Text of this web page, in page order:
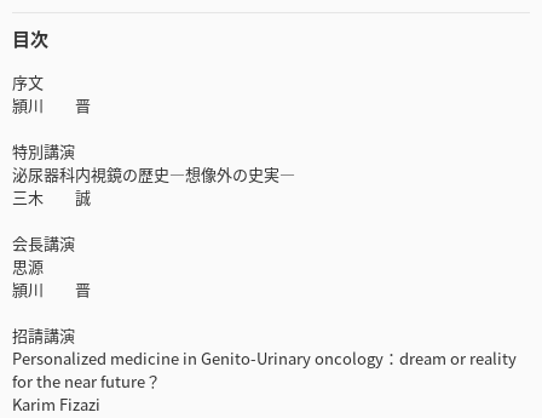
目次
序文
頴川 晋
特別講演
泌尿器科内視鏡の歴史―想像外の史実―
三木 誠
会長講演
思源
頴川 晋
招請講演
Personalized medicine in Genito-Urinary oncology：dream or reality
for the near future？
Karim Fizazi